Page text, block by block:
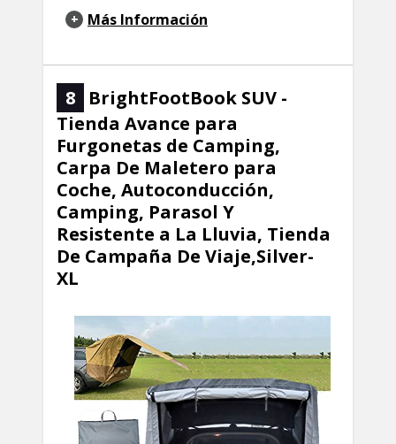
Más Información
8
BrightFootBook SUV -
Tienda Avance para
Furgonetas de Camping,
Carpa De Maletero para
Coche, Autoconducción,
Camping, Parasol Y
Resistente a La Lluvia, Tienda
De Campaña De Viaje,Silver-
XL